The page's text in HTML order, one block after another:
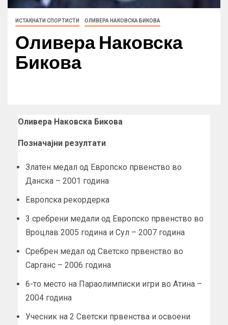
ИСТАКНАТИ СПОРТИСТИ ОЛИВЕРА НАКОВСКА БИКОВА
Оливера Наковска
Бикова
Оливера Наковска Бикова
Позначајни резултати
Златен медал од Европско првенство во
Данска – 2001 година
Европска рекордерка
3 сребрени медали од Европско првенство во
Вроцлав 2005 година и Сул – 2007 година
Сребрен медал од Светско првенство во
Сарганс – 2006 година
6-то место на Параолимписки игри во Атина –
2004 година
Учесник на 2 Светски првенства и освоени